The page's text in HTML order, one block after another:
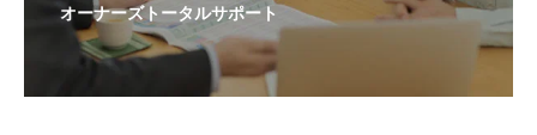
オーナーズトータルサポート